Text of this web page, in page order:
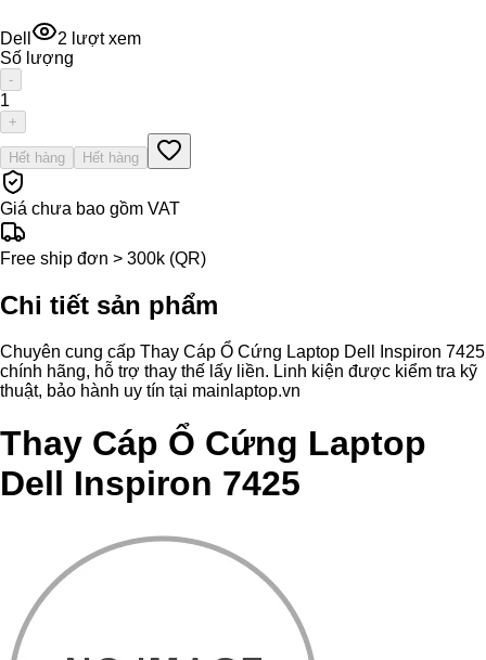
Dell 2 lượt xem
Số lượng
-
1
+
Hết hàng Hết hàng
Giá chưa bao gồm VAT
Free ship đơn > 300k (QR)
Chi tiết sản phẩm
Chuyên cung cấp Thay Cáp Ổ Cứng Laptop Dell Inspiron 7425
chính hãng, hỗ trợ thay thế lấy liền. Linh kiện được kiểm tra kỹ
thuật, bảo hành uy tín tại mainlaptop.vn
Thay Cáp Ổ Cứng Laptop
Dell Inspiron 7425